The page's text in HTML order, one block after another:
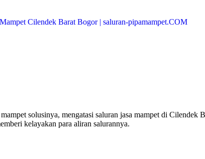
solusinya, mengatasi saluran jasa mampet di Cilendek
kelayakan para aliran salurannya.